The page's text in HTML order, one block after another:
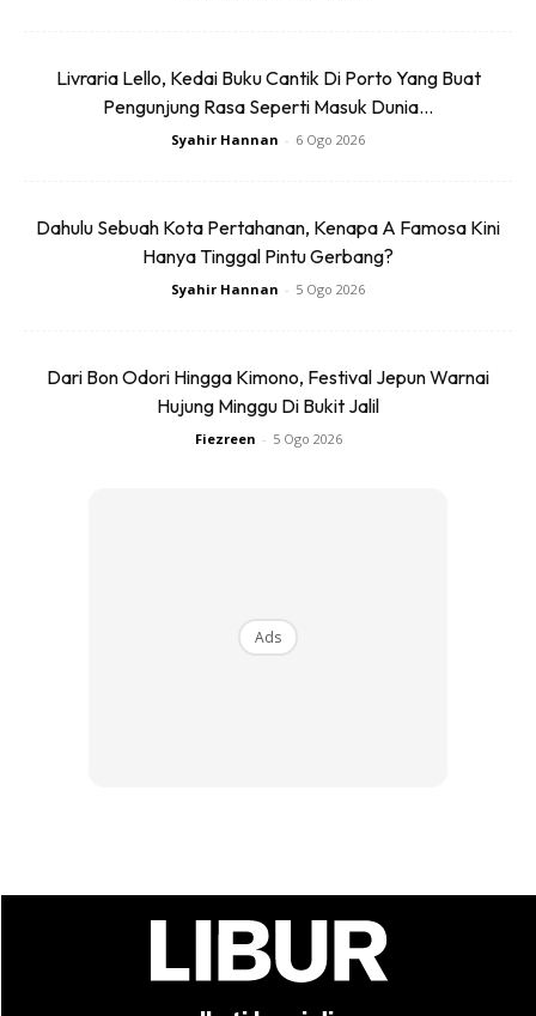
Livraria Lello, Kedai Buku Cantik Di Porto Yang Buat
Pengunjung Rasa Seperti Masuk Dunia...
Syahir Hannan - 6 Ogo 2026
Dahulu Sebuah Kota Pertahanan, Kenapa A Famosa Kini
Hanya Tinggal Pintu Gerbang?
Syahir Hannan - 5 Ogo 2026
Dari Bon Odori Hingga Kimono, Festival Jepun Warnai
Hujung Minggu Di Bukit Jalil
Fiezreen - 5 Ogo 2026
Ads